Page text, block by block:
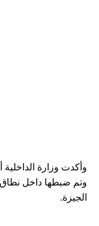
وأكدت وزارة الداخلية
وتم ضبطها داخل
الجيزة.